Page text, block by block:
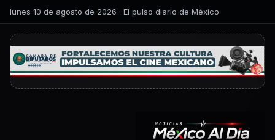
lunes 10 de agosto de 2026 · El pulso diario de México